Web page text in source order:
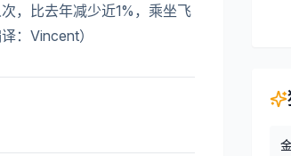
，比去年减少近1%，乘坐飞
：Vincent）